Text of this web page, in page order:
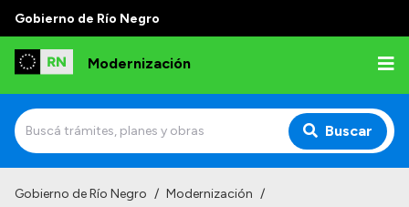
Gobierno de Río Negro
Modernización
Buscar
Gobierno de Río Negro / Modernización /